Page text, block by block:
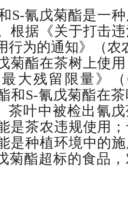
S-氰戊菊酯是一
根据《关于打击
行为的通知》（农
菊酯在茶树上使
大残留限量》
和S-氰戊菊酯在
茶叶中被检出氰
是茶农违规使用
是种植环境中的
菊酯超标的食品